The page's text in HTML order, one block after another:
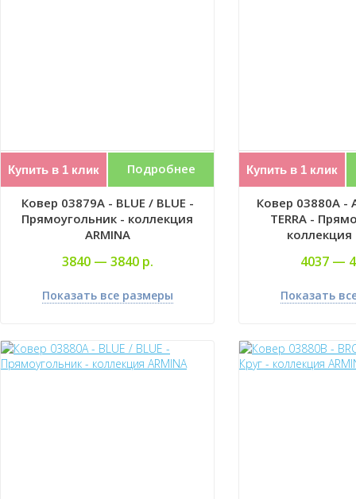
Купить в 1 клик Подробнее
Ковер 03879A - BLUE / BLUE -
Прямоугольник - коллекция
ARMINA
3840 — 3840 р.
Показать все размеры
Купить в 1 клик
Ковер 03880A -
TERRA -
коллекция
4037 —
Показать